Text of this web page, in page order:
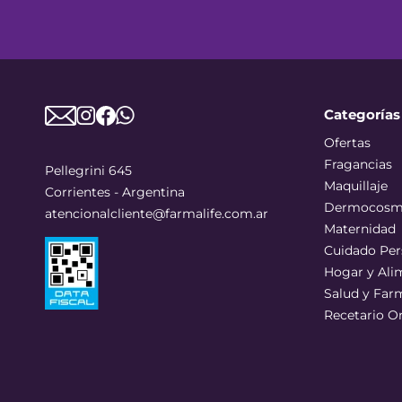
Pellegrini 645
Corrientes - Argentina
atencionalcliente@farmalife.com.ar
Categorías
Ofertas
Fragancias
Maquillaje
Maternidad
Cuidado
Hogar y
Salud y
Recetario